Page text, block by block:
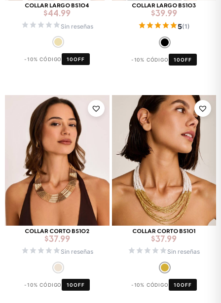
COLLAR LARGO BS104
$44.99
Sin reseñas
-10% CÓDIGO 10OFF
COLLAR LARGO BS103
$39.99
5(1)
-10% CÓDIGO 10OFF
COLLAR CORTO BS102
$37.99
Sin reseñas
-10% CÓDIGO 10OFF
COLLAR CORTO BS101
$37.99
Sin reseñas
-10% CÓDIGO 10OFF